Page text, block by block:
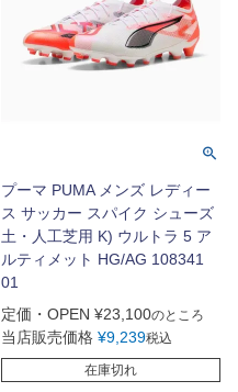
プーマ PUMA メンズ レディー
ス サッカー スパイク シューズ
土・人工芝用 K) ウルトラ 5 ア
ルティメット HG/AG 108341
01
定価・OPEN ¥23,100のところ
当店販売価格 ¥9,239税込
在庫切れ